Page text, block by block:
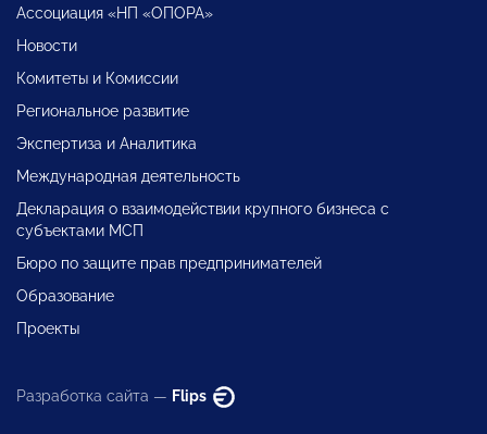
Ассоциация «НП «ОПОРА»
Новости
Комитеты и Комиссии
Региональное развитие
Экспертиза и Аналитика
Международная деятельность
Декларация о взаимодействии крупного бизнеса с
субъектами МСП
Бюро по защите прав предпринимателей
Образование
Проекты
Разработка сайта — Flips